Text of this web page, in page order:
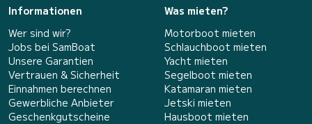
Informationen
Wer sind wir?
Jobs bei SamBoat
Unsere Garantien
Vertrauen & Sicherheit
Einnahmen berechnen
Gewerbliche Anbieter
Geschenkgutscheine
Was mieten?
Motorboot mieten
Schlauchboot mieten
Yacht mieten
Segelboot mieten
Katamaran mieten
Jetski mieten
Hausboot mieten